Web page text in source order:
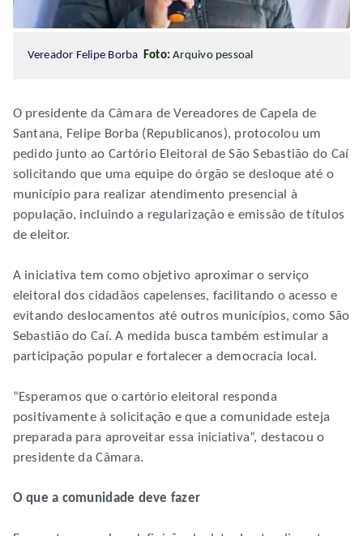
Vereador Felipe Borba Foto: Arquivo pessoal
O presidente da Câmara de Vereadores de Capela de
Santana, Felipe Borba (Republicanos), protocolou um
pedido junto ao Cartório Eleitoral de São Sebastião do Caí
solicitando que uma equipe do órgão se desloque até o
município para realizar atendimento presencial à
população, incluindo a regularização e emissão de títulos
de eleitor.
A iniciativa tem como objetivo aproximar o serviço
eleitoral dos cidadãos capelenses, facilitando o acesso e
evitando deslocamentos até outros municípios, como São
Sebastião do Caí. A medida busca também estimular a
participação popular e fortalecer a democracia local.
“Esperamos que o cartório eleitoral responda
positivamente à solicitação e que a comunidade esteja
preparada para aproveitar essa iniciativa”, destacou o
presidente da Câmara.
O que a comunidade deve fazer